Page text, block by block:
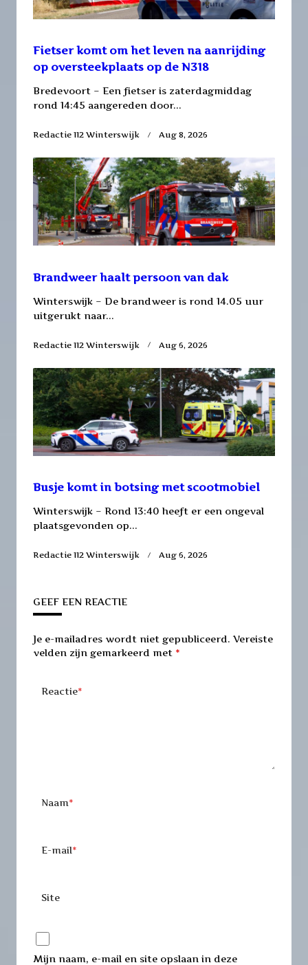
Fietser komt om het leven na aanrijding
op oversteekplaats op de N318
Bredevoort – Een fietser is zaterdagmiddag
rond 14:45 aangereden door...
Redactie 112 Winterswijk Aug 8, 2026
Brandweer haalt persoon van dak
Winterswijk – De brandweer is rond 14.05 uur
uitgerukt naar...
Redactie 112 Winterswijk Aug 6, 2026
Busje komt in botsing met scootmobiel
Winterswijk – Rond 13:40 heeft er een ongeval
plaatsgevonden op...
Redactie 112 Winterswijk Aug 6, 2026
GEEF EEN REACTIE
Je e-mailadres wordt niet gepubliceerd. Vereiste
velden zijn gemarkeerd met *
Reactie*
Naam*
E-mail*
Site
Mijn naam, e-mail en site opslaan in deze